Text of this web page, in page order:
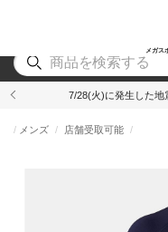
メガス
アウト
7/28(火)に発生した地
メンズ 店舗受取可能